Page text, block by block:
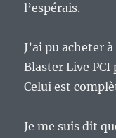
l’espérais.
J’ai pu acheter
Blaster Live PCI
Celui est
Je me suis dit